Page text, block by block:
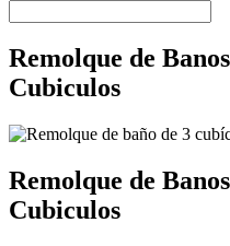
Remolque de
Cubiculos
Remolque de
Cubiculos